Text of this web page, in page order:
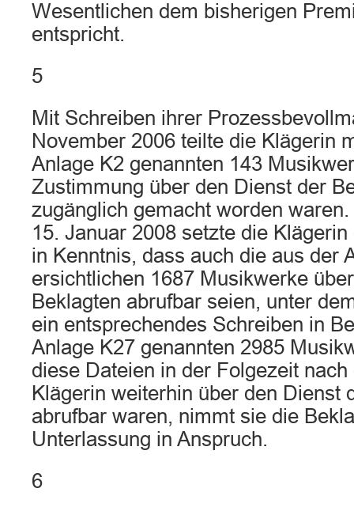
Wesentlichen dem bisherigen
entspricht.
5
Mit Schreiben ihrer
November 2006 teilte die Klägerin
Anlage K2 genannten 143
Zustimmung über den Dienst der
zugänglich gemacht worden
15. Januar 2008 setzte die
in Kenntnis, dass auch die aus der
ersichtlichen 1687 Musikwerke
Beklagten abrufbar seien, unter
ein entsprechendes Schreiben in
Anlage K27 genannten 2985
diese Dateien in der Folgezeit
Klägerin weiterhin über den Dienst
abrufbar waren, nimmt sie die
Unterlassung in Anspruch.
6